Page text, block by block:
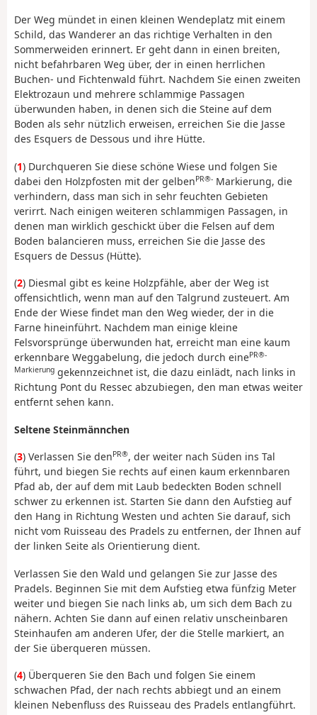
Der Weg mündet in einen kleinen Wendeplatz mit einem
Schild, das Wanderer an das richtige Verhalten in den
Sommerweiden erinnert. Er geht dann in einen breiten,
nicht befahrbaren Weg über, der in einen herrlichen
Buchen- und Fichtenwald führt. Nachdem Sie einen zweiten
Elektrozaun und mehrere schlammige Passagen
überwunden haben, in denen sich die Steine auf dem
Boden als sehr nützlich erweisen, erreichen Sie die Jasse
des Esquers de Dessous und ihre Hütte.
(1) Durchqueren Sie diese schöne Wiese und folgen Sie
dabei den Holzpfosten mit der gelbenPR®- Markierung, die
verhindern, dass man sich in sehr feuchten Gebieten
verirrt. Nach einigen weiteren schlammigen Passagen, in
denen man wirklich geschickt über die Felsen auf dem
Boden balancieren muss, erreichen Sie die Jasse des
Esquers de Dessus (Hütte).
(2) Diesmal gibt es keine Holzpfähle, aber der Weg ist
offensichtlich, wenn man auf den Talgrund zusteuert. Am
Ende der Wiese findet man den Weg wieder, der in die
Farne hineinführt. Nachdem man einige kleine
Felsvorsprünge überwunden hat, erreicht man eine kaum
erkennbare Weggabelung, die jedoch durch einePR®-
Markierung gekennzeichnet ist, die dazu einlädt, nach links in
Richtung Pont du Ressec abzubiegen, den man etwas weiter
entfernt sehen kann.
Seltene Steinmännchen
(3) Verlassen Sie denPR®, der weiter nach Süden ins Tal
führt, und biegen Sie rechts auf einen kaum erkennbaren
Pfad ab, der auf dem mit Laub bedeckten Boden schnell
schwer zu erkennen ist. Starten Sie dann den Aufstieg auf
den Hang in Richtung Westen und achten Sie darauf, sich
nicht vom Ruisseau des Pradels zu entfernen, der Ihnen auf
der linken Seite als Orientierung dient.
Verlassen Sie den Wald und gelangen Sie zur Jasse des
Pradels. Beginnen Sie mit dem Aufstieg etwa fünfzig Meter
weiter und biegen Sie nach links ab, um sich dem Bach zu
nähern. Achten Sie dann auf einen relativ unscheinbaren
Steinhaufen am anderen Ufer, der die Stelle markiert, an
der Sie überqueren müssen.
(4) Überqueren Sie den Bach und folgen Sie einem
schwachen Pfad, der nach rechts abbiegt und an einem
kleinen Nebenfluss des Ruisseau des Pradels entlangführt.